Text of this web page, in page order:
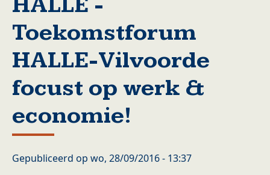
Toekomstforum
HALLE-Vilvoorde
focust op werk &
economie!
Gepubliceerd op wo, 28/09/2016 - 13:37